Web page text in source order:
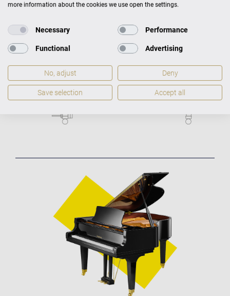
more information about the cookies we use open the settings.
Necessary Performance
Functional Advertising
No, adjust Deny
Save selection Accept all